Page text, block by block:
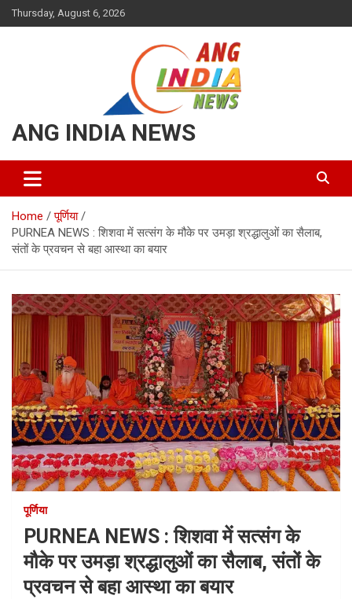
Skip
to
Thursday, August 6, 2026
ANG INDIA NEWS
Home
पूर्णिया
PURNEA NEWS : शिशवा में सत्संग के मौके पर उमड़ा श्रद्धालुओं का सैलाब,
संतों के प्रवचन से बहा आस्था का बयार
पूर्णिया
PURNEA NEWS : शिशवा में सत्संग के
मौके पर उमड़ा श्रद्धालुओं का सैलाब, संतों के
प्रवचन से बहा आस्था का बयार